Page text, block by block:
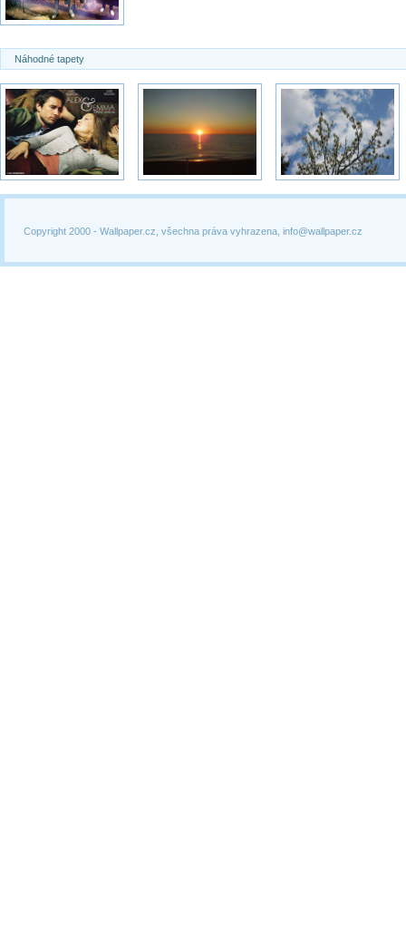
Náhodné tapety
Copyright 2000 - Wallpaper.cz, všechna práva vyhrazena, info@wallpaper.cz